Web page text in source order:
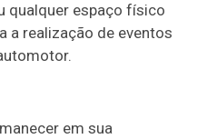
qualquer espaço físico
a realização de eventos
em sua